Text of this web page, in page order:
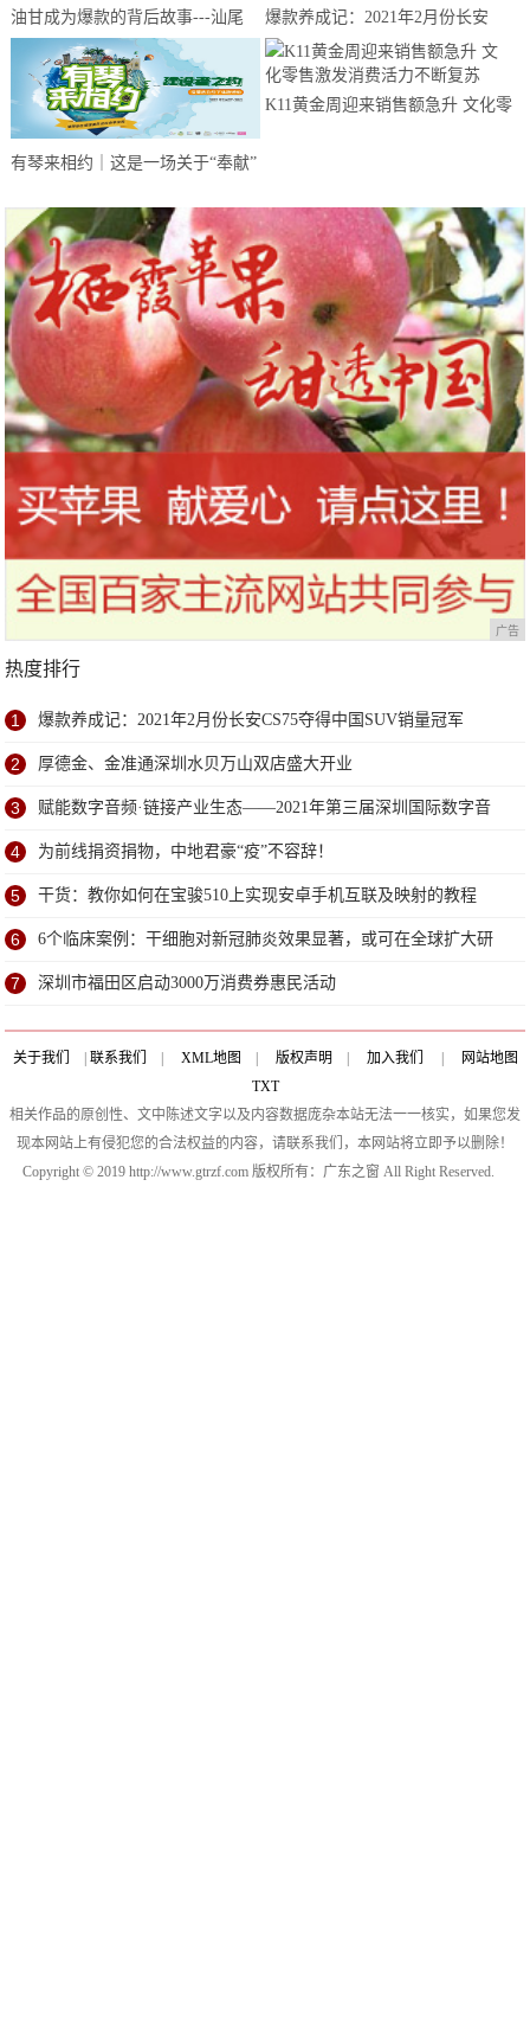
油甘成为爆款的背后故事---汕尾
南果农业带你来揭晓
爆款养成记：2021年2月份长安
CS75夺得中国SUV销量冠军
有琴来相约｜这是一场关于“奉献”
K11黄金周迎来销售额急升 文化零
广告
热度排行
1 爆款养成记：2021年2月份长安CS75夺得中国SUV销量冠军
2 厚德金、金准通深圳水贝万山双店盛大开业
3 赋能数字音频·链接产业生态——2021年第三届深圳国际数字音
频产业展6月深圳盛大开幕
4 为前线捐资捐物，中地君豪“疫”不容辞！
5 干货：教你如何在宝骏510上实现安卓手机互联及映射的教程
6 6个临床案例：干细胞对新冠肺炎效果显著，或可在全球扩大研
究
7 深圳市福田区启动3000万消费券惠民活动
关于我们 联系我们 XML地图 版权声明 加入我们
网站地图
TXT
相关作品的原创性、文中陈述文字以及内容数据庞杂本站无法一一核实，如果您发
现本网站上有侵犯您的合法权益的内容，请联系我们，本网站将立即予以删除！
Copyright © 2019 http://www.gtrzf.com 版权所有：广东之窗 All Right Reserved.